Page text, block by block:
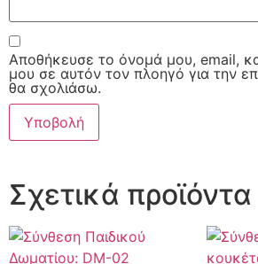
Αποθήκευσε το όνομά μου, email,
μου σε αυτόν τον πλοηγό για την
θα σχολιάσω.
Σχετικά προϊόντα